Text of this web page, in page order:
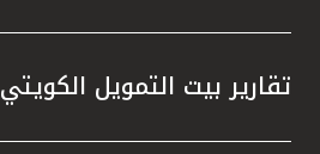
تقارير بيت التمويل الكويتي